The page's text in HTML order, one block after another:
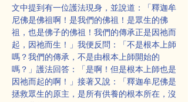
文中提到有一位護法現身，並說道：「釋迦牟
尼佛是佛祖啊！是我們的佛祖！是眾生的佛
祖，也是佛子的佛祖！我們的傳承正是因祂而
起，因祂而生！」我便反問：「不是根本上師
嗎？我們的傳承，不是由根本上師開始的
嗎？」護法回答：「是啊！但是根本上師也是
因祂而起的啊！」接著又說：「釋迦牟尼佛是
拯救眾生的原主，是所有供養的根本所在，沒